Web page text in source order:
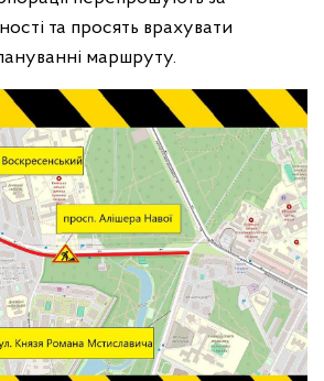
та просять врахувати
маршруту.